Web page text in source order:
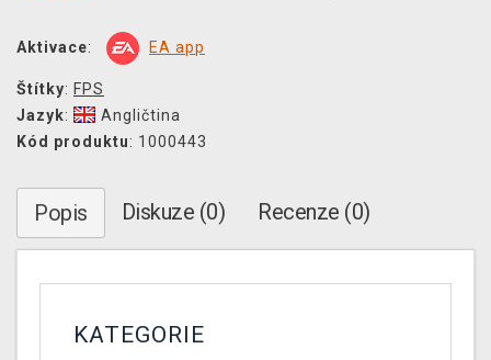
Aktivace: EA app
Štítky: FPS
Jazyk:
Angličtina
Kód produktu: 1000443
Popis Diskuze (0) Recenze (0)
KATEGORIE